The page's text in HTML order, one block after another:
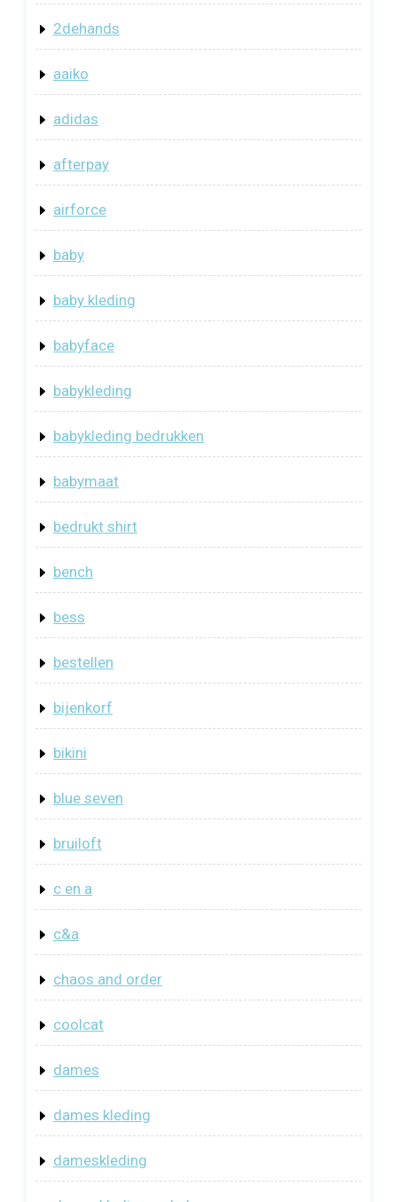
2dehands
aaiko
adidas
afterpay
airforce
baby
baby kleding
babyface
babykleding
babykleding bedrukken
babymaat
bedrukt shirt
bench
bess
bestellen
bijenkorf
bikini
blue seven
bruiloft
c en a
c&a
chaos and order
coolcat
dames
dames kleding
dameskleding